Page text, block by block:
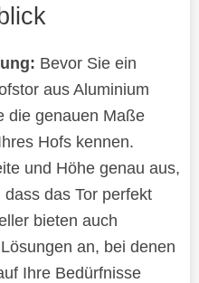
Bevor Sie ein
aus Aluminium
die genauen Maße
Hofs kennen.
und Höhe genau aus,
das Tor perfekt
bieten auch
an, bei denen
Ihre Bedürfnisse